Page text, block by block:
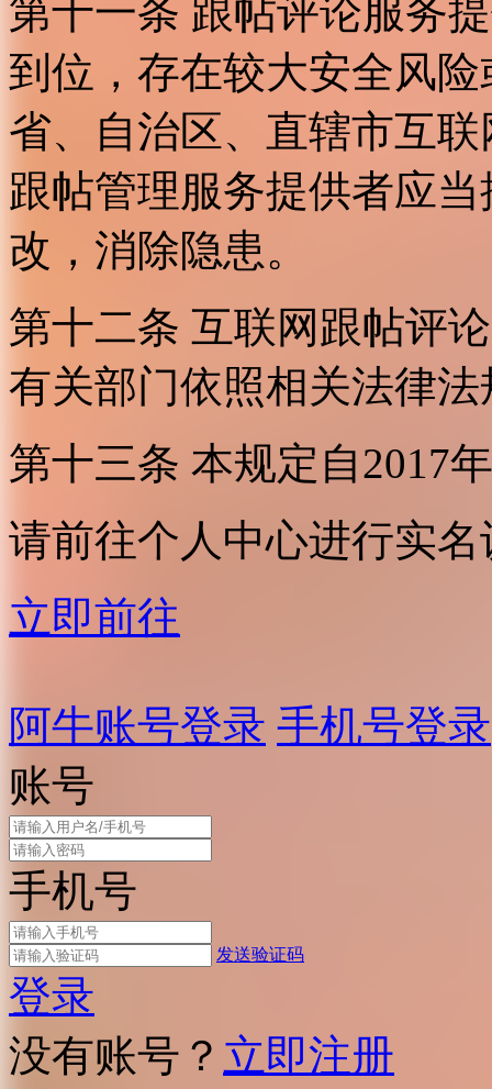
第十一条 跟帖评论服务
到位，存在较大安全风
省、自治区、直辖市互
跟帖管理服务提供者应
改，消除隐患。
第十二条 互联网跟帖评
有关部门依照相关法律
第十三条 本规定自2017
请前往个人中心进行实名
立即前往
阿牛账号登录 手机号登录
账号
手机号
发送验证码
登录
没有账号？ 立即注册